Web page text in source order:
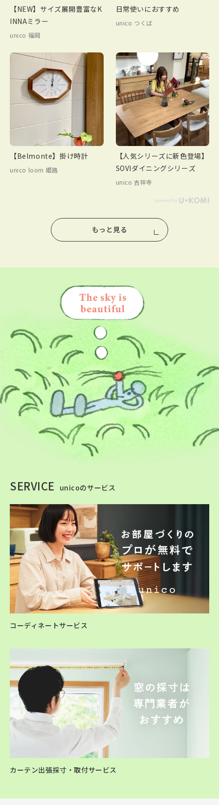
【NEW】サイズ展開豊富なK
INNAミラー
unico 福岡
日常使いにおすすめ
unico つくば
【Belmonte】掛け時計
unico loom 姫路
【人気シリーズに新色登場】
SOVIダイニングシリーズ
unico 吉祥寺
もっと見る
SERVICE unicoのサービス
コーディネートサービス
カーテン出張採寸・取付サービス